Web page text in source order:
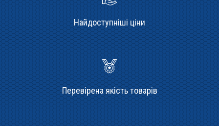
Найдоступніші ціни
Перевірена якість товарів